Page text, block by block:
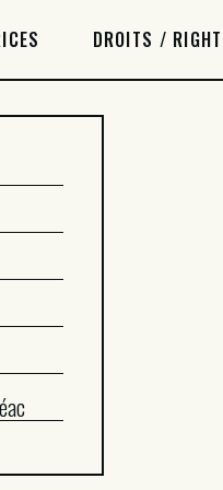
DROITS /